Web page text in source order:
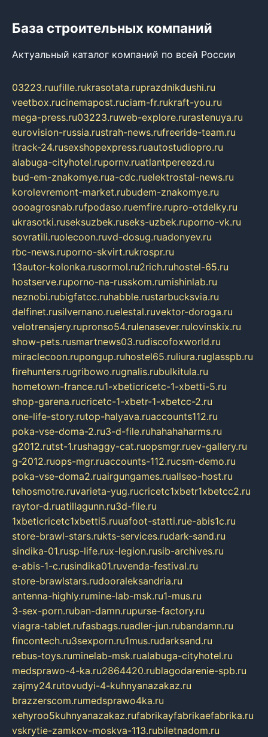
База строительных компаний
Актуальный каталог компаний по всей России
03223.ruufille.rukrasotata.ruprazdnikdushi.ru
veetbox.rucinemapost.ruciam-fr.rukraft-you.ru
mega-press.ru03223.ruweb-explore.rurastenuya.ru
eurovision-russia.rustrah-news.rufreeride-team.ru
itrack-24.rusexshopexpress.ruautostudiopro.ru
alabuga-cityhotel.rupornv.ruatlantpereezd.ru
bud-em-znakomye.rua-cdc.ruelektrostal-news.ru
korolevremont-market.rubudem-znakomye.ru
oooagrosnab.rufpodaso.ruemfire.rupro-otdelky.ru
ukrasotki.ruseksuzbek.ruseks-uzbek.ruporno-vk.ru
sovratili.ruolecoon.ruvd-dosug.ruadonyev.ru
rbc-news.ruporno-skvirt.rukrospr.ru
13autor-kolonka.rusormol.ru2rich.ruhostel-65.ru
hostserve.ruporno-na-russkom.rumishinlab.ru
neznobi.rubigfatcc.ruhabble.rustarbucksvia.ru
delfinet.rusilvernano.ruelestal.ruvektor-doroga.ru
velotrenajery.rupronso54.rulenasever.rulovinskix.ru
show-pets.rusmartnews03.rudiscofoxworld.ru
miraclecoon.rupongup.ruhostel65.ruliura.ruglasspb.ru
firehunters.rugribowo.rugnalis.rubulkitula.ru
hometown-france.ru1-xbeticricetc-1-xbetti-5.ru
shop-garena.rucricetc-1-xbetr-1-xbetcc-2.ru
one-life-story.rutop-halyava.ruaccounts112.ru
poka-vse-doma-2.ru3-d-file.ruhahahaharms.ru
g2012.rutst-1.rushaggy-cat.ruopsmgr.ruev-gallery.ru
g-2012.ruops-mgr.ruaccounts-112.rucsm-demo.ru
poka-vse-doma2.ruairgungames.ruallseo-host.ru
tehosmotre.ruvarieta-yug.rucricetc1xbetr1xbetcc2.ru
raytor-d.ruatillagunn.ru3d-file.ru
1xbeticricetc1xbetti5.ruuafoot-statti.rue-abis1c.ru
store-brawl-stars.rukts-services.rudark-sand.ru
sindika-01.rusp-life.rux-legion.rusib-archives.ru
e-abis-1-c.rusindika01.ruvenda-festival.ru
store-brawlstars.rudooraleksandria.ru
antenna-highly.rumine-lab-msk.ru1-mus.ru
3-sex-porn.ruban-damn.rupurse-factory.ru
viagra-tablet.rufasbags.ruadler-jun.rubandamn.ru
fincontech.ru3sexporn.ru1mus.rudarksand.ru
rebus-toys.ruminelab-msk.rualabuga-cityhotel.ru
medsprawo-4-ka.ru2864420.rublagodarenie-spb.ru
zajmy24.rutovudyi-4-kuhnyanazakaz.ru
brazzerscom.rumedsprawo4ka.ru
xehyroo5kuhnyanazakaz.rufabrikayfabrikaefabrika.ru
vskrytie-zamkov-moskva-113.rubiletnadom.ru